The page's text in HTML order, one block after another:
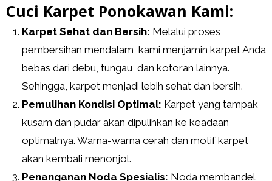
Cuci Karpet Ponokawan Kami:
Karpet Sehat dan Bersih: Melalui proses
pembersihan mendalam, kami menjamin karpet Anda
bebas dari debu, tungau, dan kotoran lainnya.
Sehingga, karpet menjadi lebih sehat dan bersih.
Pemulihan Kondisi Optimal: Karpet yang tampak
kusam dan pudar akan dipulihkan ke keadaan
optimalnya. Warna-warna cerah dan motif karpet
akan kembali menonjol.
Penanganan Noda Spesialis: Noda membandel